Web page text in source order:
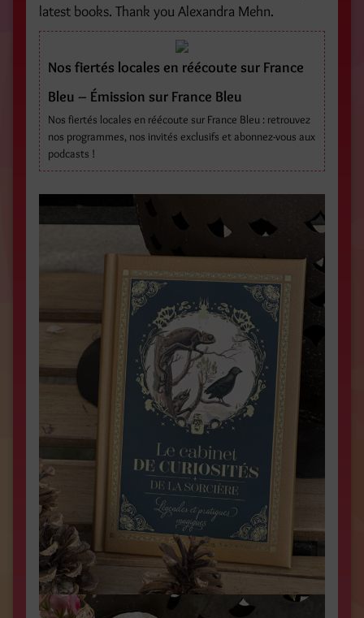
latest books. Thank you Alexandra Mehn.
Nos fiertés locales en réécoute sur France
Bleu – Émission sur France Bleu
Nos fiertés locales en réécoute sur France Bleu : retrouvez
nos programmes, nos invités exclusifs et abonnez-vous aux
podcasts !